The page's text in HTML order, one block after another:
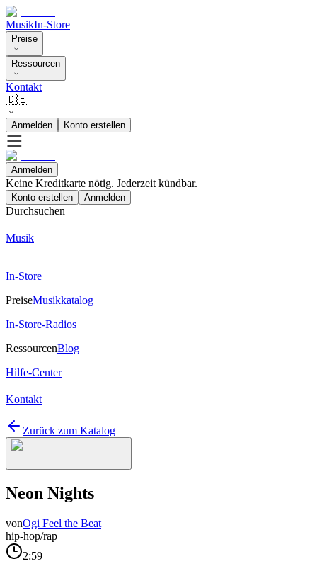
MusikIn-Store
Preise
Ressourcen
Kontakt
🇩🇪
Anmelden Konto erstellen
Anmelden
Keine Kreditkarte nötig. Jederzeit kündbar.
Konto erstellen Anmelden
Durchsuchen
Musik
In-Store
PreiseMusikkatalog
In-Store-Radios
RessourcenBlog
Hilfe-Center
Kontakt
Zurück zum Katalog
Neon Nights
vonOgi Feel the Beat
hip-hop/rap
2:59